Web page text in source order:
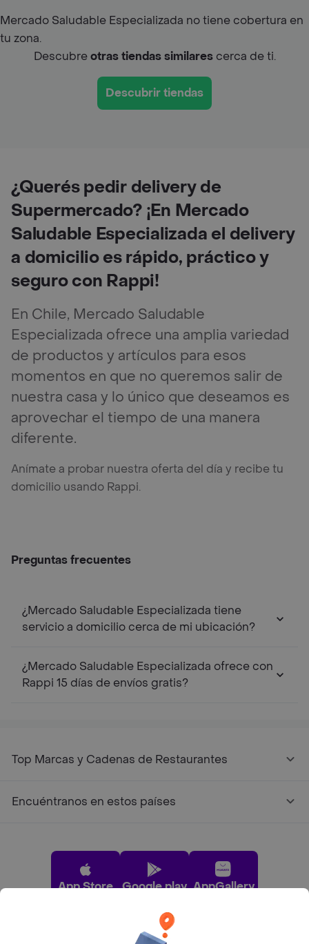
Mercado Saludable Especializada no tiene cobertura en
tu zona.
Descubreotras tiendas similarescerca de ti.
Descubrir tiendas
¿Querés pedir delivery de
Supermercado? ¡En Mercado
Saludable Especializada el delivery
a domicilio es rápido, práctico y
seguro con Rappi!
En Chile, Mercado Saludable
Especializada ofrece una amplia variedad
de productos y artículos para esos
momentos en que no queremos salir de
nuestra casa y lo único que deseamos es
aprovechar el tiempo de una manera
diferente.
Anímate a probar nuestra oferta del día y recibe tu
domicilio usando Rappi.
Preguntas frecuentes
¿Mercado Saludable Especializada tiene
servicio a domicilio cerca de mi ubicación?
¿Mercado Saludable Especializada ofrece con
Rappi 15 días de envíos gratis?
Top Marcas y Cadenas de Restaurantes
Encuéntranos en estos países
App Store Google play AppGallery